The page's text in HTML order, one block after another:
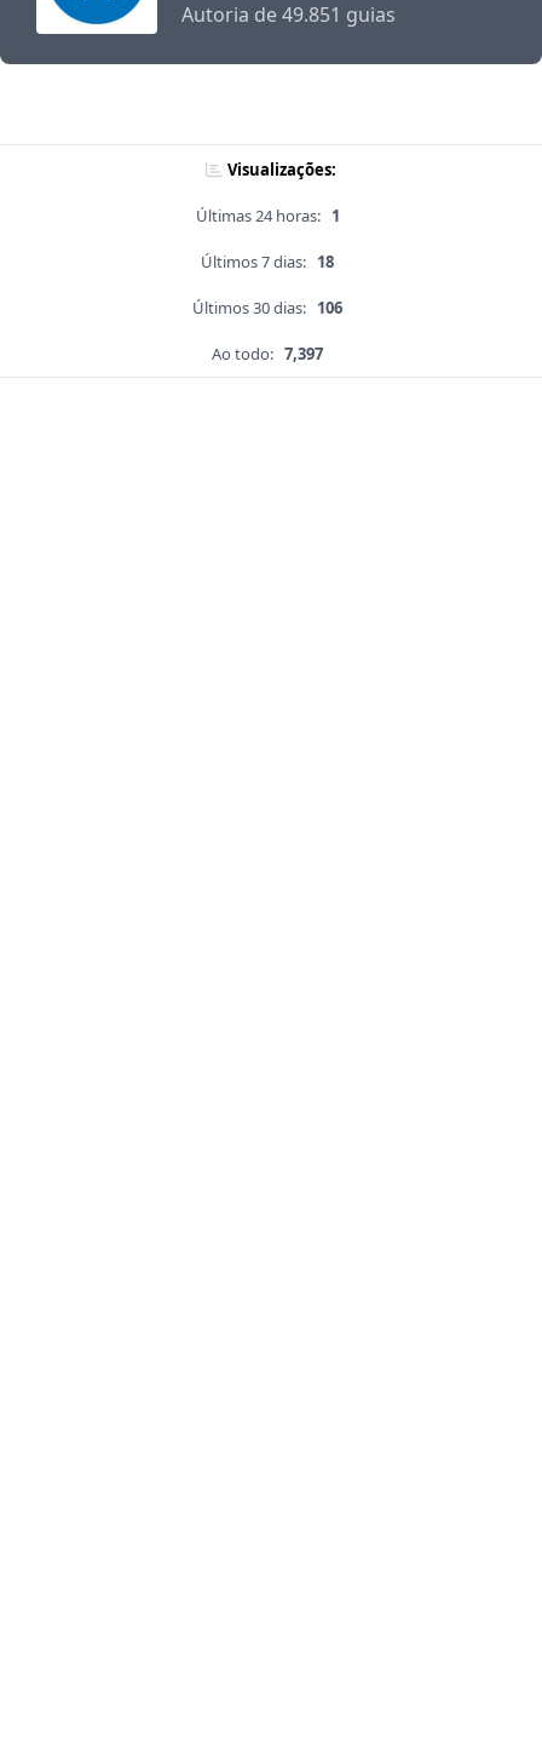
Autoria de 49.851 guias
Visualizações:
Últimas 24 horas: 1
Últimos 7 dias: 18
Últimos 30 dias: 106
Ao todo: 7,397